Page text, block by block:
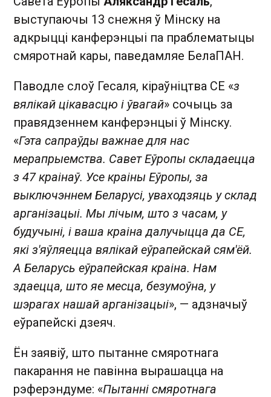
выступаючы 13 снежня ў Мінску на
адкрыцці канферэнцыі па праблематыцы
смяротнай кары, паведамляе БелаПАН.
Паводле слоў Гесаля, кіраўніцтва СЕ «з
вялікай цікавасцю і ўвагай» сочыць за
правядзеннем канферэнцыі ў Мінску.
«Гэта сапраўды важнае для нас
мерапрыемства. Савет Еўропы складаецца
з 47 краінаў. Усе краіны Еўропы, за
выключэннем Беларусі, уваходзяць у склад
арганізацыі. Мы лічым, што з часам, у
будучыні, і ваша краіна далучыцца да СЕ,
які з'яўляецца вялікай еўрапейскай сям'ёй.
А Беларусь еўрапейская краіна. Нам
здаецца, што яе месца, безумоўна, у
шэрагах нашай арганізацыі», — адзначыў
еўрапейскі дзеяч.
Ён заявіў, што пытанне смяротнага
пакарання не павінна вырашацца на
рэферэндуме: «Пытанні смяротнага